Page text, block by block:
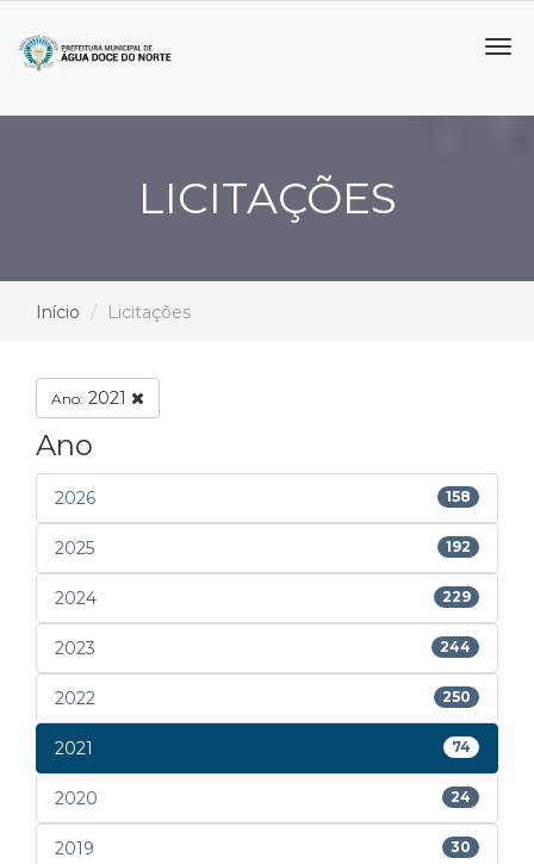
LICITAÇÕES
Início Licitações
Ano: 2021
Ano
2026 158
2025 192
2024 229
2023 244
2022 250
2021 74
2020 24
2019 30